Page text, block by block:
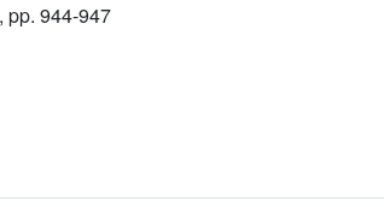
pp. 944-947